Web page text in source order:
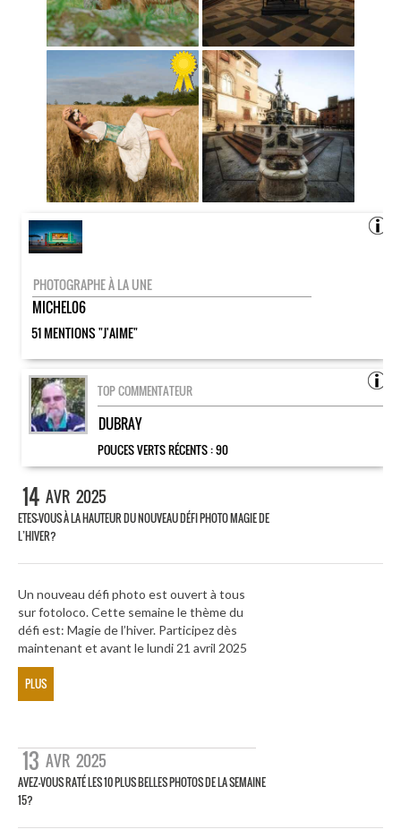
PHOTOGRAPHE À LA UNE
MICHEL06
51 MENTIONS "J'AIME"
TOP COMMENTATEUR
DUBRAY
POUCES VERTS RÉCENTS :90
14 AVR 2025
ETES-VOUS À LA HAUTEUR DU NOUVEAU DÉFI PHOTO MAGIE DE
L’HIVER?
Un nouveau défi photo est ouvert à tous
sur fotoloco. Cette semaine le thème du
défi est: Magie de l’hiver. Participez dès
maintenant et avant le lundi 21 avril 2025
PLUS
13 AVR 2025
AVEZ-VOUS RATÉ LES 10 PLUS BELLES PHOTOS DE LA SEMAINE
15?